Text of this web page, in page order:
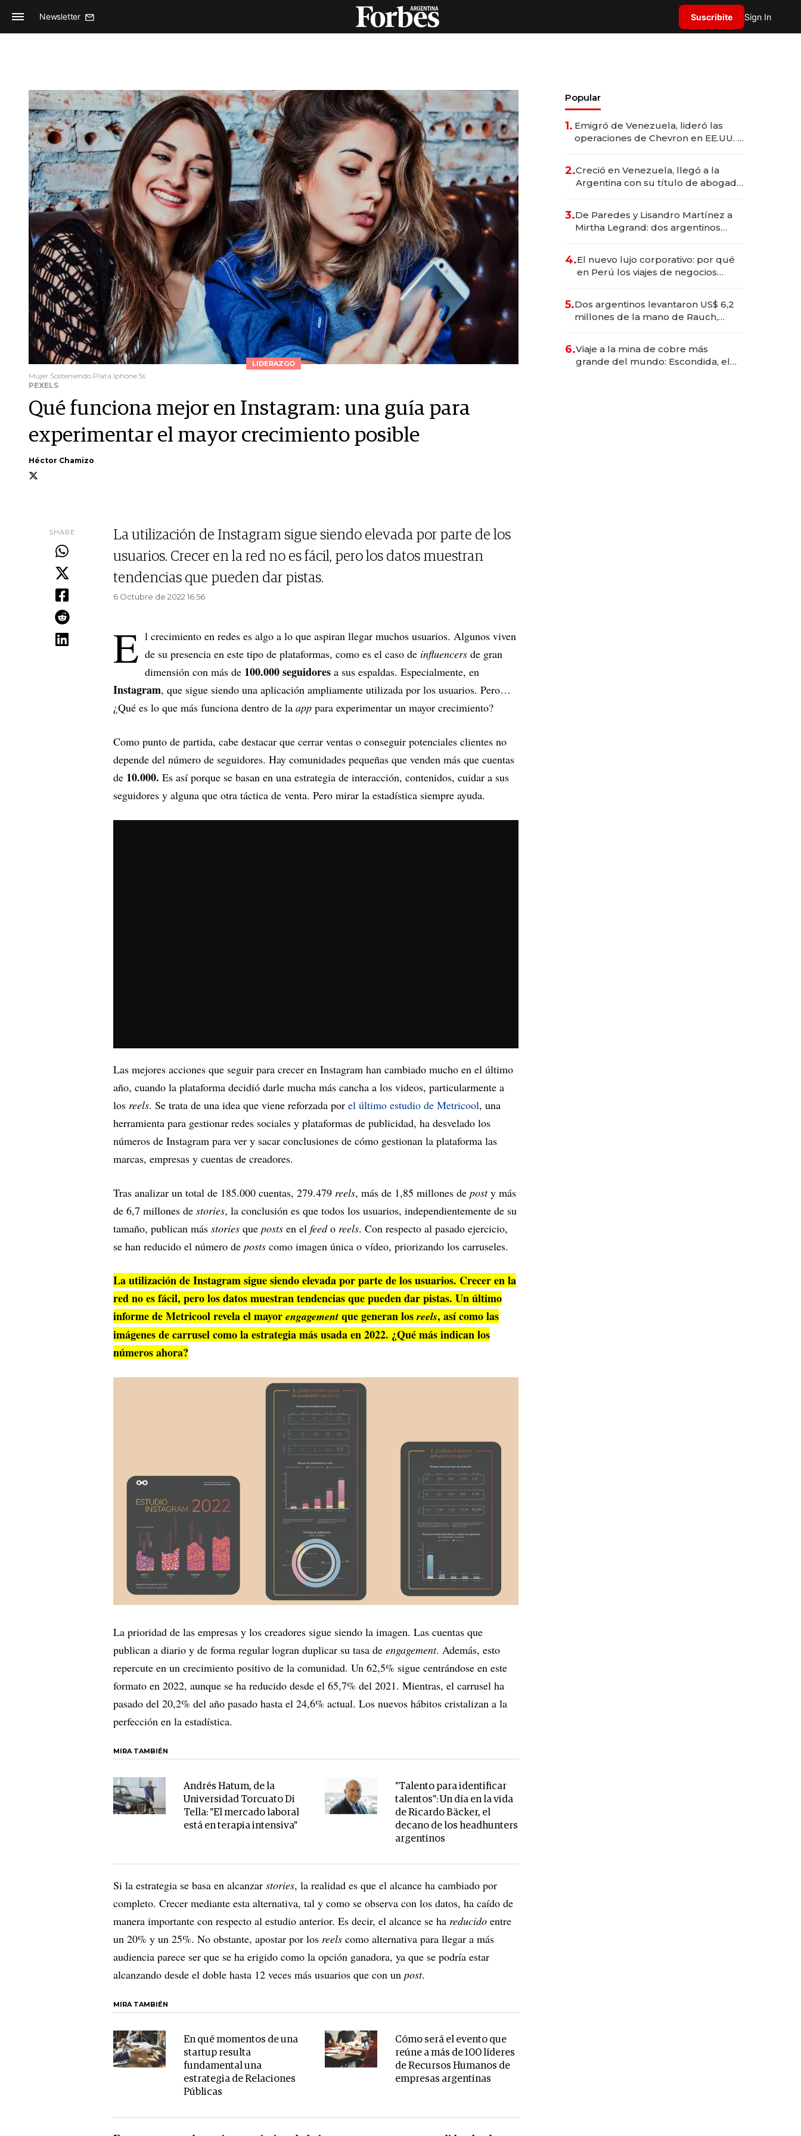
Newsletter Suscribite Sign In
LIDERAZGO
Mujer Sosteniendo Plata Iphone 5s
PEXELS
Qué funciona mejor en Instagram: una guía para
experimentar el mayor crecimiento posible
Héctor Chamizo
SHARE
La utilización de Instagram sigue siendo elevada por parte de los
usuarios. Crecer en la red no es fácil, pero los datos muestran
tendencias que pueden dar pistas.
6 Octubre de 2022 16.56
E l crecimiento en redes es algo a lo que aspiran llegar muchos usuarios. Algunos viven
de su presencia en este tipo de plataformas, como es el caso de influencers de gran
dimensión con más de 100.000 seguidores a sus espaldas. Especialmente, en
Instagram, que sigue siendo una aplicación ampliamente utilizada por los usuarios. Pero…
¿Qué es lo que más funciona dentro de la app para experimentar un mayor crecimiento?
Como punto de partida, cabe destacar que cerrar ventas o conseguir potenciales clientes no
depende del número de seguidores. Hay comunidades pequeñas que venden más que cuentas
de 10.000. Es así porque se basan en una estrategia de interacción, contenidos, cuidar a sus
seguidores y alguna que otra táctica de venta. Pero mirar la estadística siempre ayuda.
Las mejores acciones que seguir para crecer en Instagram han cambiado mucho en el último
año, cuando la plataforma decidió darle mucha más cancha a los videos, particularmente a
los reels. Se trata de una idea que viene reforzada por el último estudio de Metricool, una
herramienta para gestionar redes sociales y plataformas de publicidad, ha desvelado los
números de Instagram para ver y sacar conclusiones de cómo gestionan la plataforma las
marcas, empresas y cuentas de creadores.
Tras analizar un total de 185.000 cuentas, 279.479 reels, más de 1,85 millones de posty más
de 6,7 millones de stories, la conclusión es que todos los usuarios, independientemente de su
tamaño, publican más stories que posts en el feedo reels. Con respecto al pasado ejercicio,
se han reducido el número de posts como imagen única o vídeo, priorizando los carruseles.
La utilización de Instagram sigue siendo elevada por parte de los usuarios. Crecer en la
red no es fácil, pero los datos muestran tendencias que pueden dar pistas. Un último
informe de Metricool revela el mayor engagement que generan losreels, así como las
imágenes de carrusel como la estrategia más usada en 2022. ¿Qué más indican los
números ahora?
La prioridad de las empresas y los creadores sigue siendo la imagen. Las cuentas que
publican a diario y de forma regular logran duplicar su tasa de engagement. Además, esto
repercute en un crecimiento positivo de la comunidad. Un 62,5% sigue centrándose en este
formato en 2022, aunque se ha reducido desde el 65,7% del 2021. Mientras, el carrusel ha
pasado del 20,2% del año pasado hasta el 24,6% actual. Los nuevos hábitos cristalizan a la
perfección en la estadística.
MIRA TAMBIÉN
Andrés Hatum, de la
Universidad Torcuato Di
Tella: "El mercado laboral
está en terapia intensiva"
"Talento para identificar
talentos": Un día en la vida
de Ricardo Bäcker, el
decano de los headhunters
argentinos
Si la estrategia se basa en alcanzar stories, la realidad es que el alcance ha cambiado por
completo. Crecer mediante esta alternativa, tal y como se observa con los datos, ha caído de
manera importante con respecto al estudio anterior. Es decir, el alcance se ha reducido entre
un 20% y un 25%. No obstante, apostar por los reels como alternativa para llegar a más
audiencia parece ser que se ha erigido como la opción ganadora, ya que se podría estar
alcanzando desde el doble hasta 12 veces más usuarios que con un post.
MIRA TAMBIÉN
En qué momentos de una
startup resulta
fundamental una
estrategia de Relaciones
Públicas
Cómo será el evento que
reúne a más de 100 líderes
de Recursos Humanos de
empresas argentinas
Popular
1. Emigró de Venezuela, lideró las
operaciones de Chevron en EE.UU. y
2.Creció en Venezuela, llegó a la
Argentina con su título de abogado
marcas "fast premium"
3.De Paredes y Lisandro Martínez a
Mirtha Legrand: dos argentinos
4.El nuevo lujo corporativo: por qué
en Perú los viajes de negocios
transformadoras
5.Dos argentinos levantaron US$ 6,2
millones de la mano de Rauch,
6.Viaje a la mina de cobre más
grande del mundo: Escondida, el